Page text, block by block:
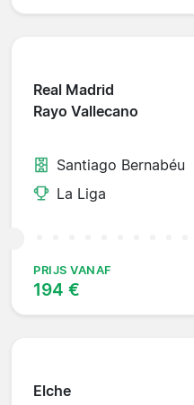
Real Madrid
Rayo Vallecano
Santiago Bernabéu
La Liga
PRIJS VANAF
194 €
Elche